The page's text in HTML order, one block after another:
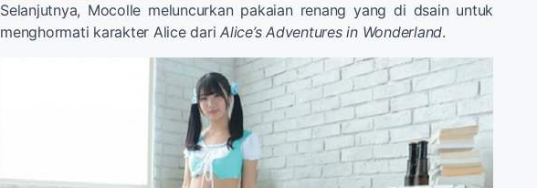
Selanjutnya, Mocolle meluncurkan pakaian renang yang di dsain untuk
menghormati karakter Alice dari Alice’s Adventures in Wonderland.